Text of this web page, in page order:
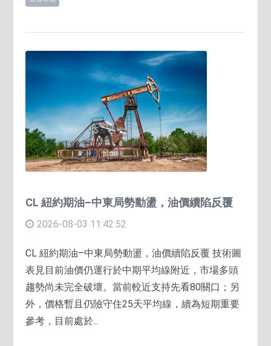
CL 紐約期油–中東局勢動盪，油價續陷反覆
2026-08-03 11:42:52
CL 紐約期油–中東局勢動盪，油價續陷反覆 技術圖
表見目前油價仍運行於中期平均線附近，市場多頭
趨勢尚未完全破壞。當前較近支持先看80關口；另
外，價格暫且仍險守住25天平均線，續為短期重要
參考，目前處於...